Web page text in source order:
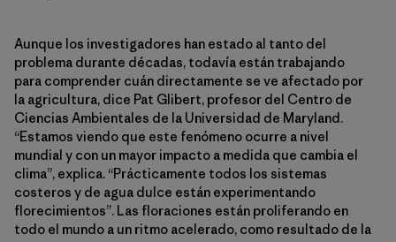
Aunque los investigadores han estado al tanto del
problema durante décadas, todavía están trabajando
para comprender cuán directamente se ve afectado por
la agricultura, dice Pat Glibert, profesor del Centro de
Ciencias Ambientales de la Universidad de Maryland.
“Estamos viendo que este fenómeno ocurre a nivel
mundial y con un mayor impacto a medida que cambia el
clima”, explica. “Prácticamente todos los sistemas
costeros y de agua dulce están experimentando
florecimientos”. Las floraciones están proliferando en
todo el mundo a un ritmo acelerado, como resultado de la